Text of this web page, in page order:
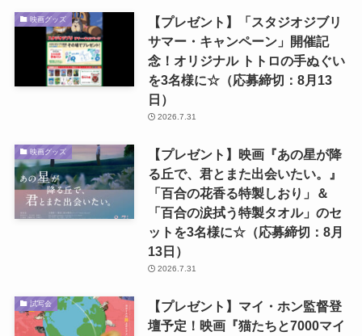
映画グッズ
【プレゼント】「スタジオジブリ
サマー・キャンペーン」開催記
念！オリジナル トトロの手ぬぐい
を3名様に☆（応募締切：8月13
日）
2026.7.31
映画グッズ
【プレゼント】映画『あの星が降
る丘で、君とまた出会いたい。』
「百合の花香る特製しおり」＆
「百合の涙拭う特製タオル」のセ
ットを3名様に☆（応募締切：8月
13日）
2026.7.31
試写会
【プレゼント】マイ・ホン監督登
壇予定！映画『猫たちと7000マイ